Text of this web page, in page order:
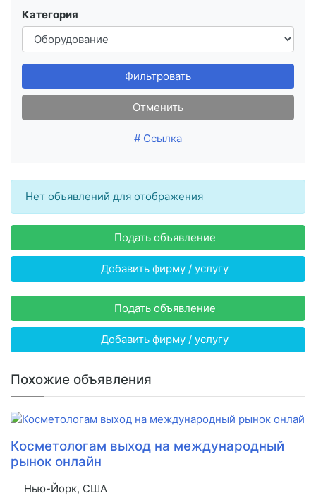
Категория
Фильтровать
Отменить
# Ссылка
Нет объявлений для отображения
Подать объявление
Добавить фирму / услугу
Подать объявление
Добавить фирму / услугу
Похожие объявления
Косметологам выход на международный
рынок онлайн
Нью-Йорк, США